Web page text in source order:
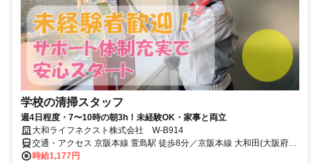
学校の清掃スタッフ
週4日程度・7〜10時の朝3h！未経験OK・家事と両立
大和ライフネクスト株式会社 W-B914
交通・アクセス 京阪本線 萱島駅 徒歩8分／京阪本線 大和田(大阪府)
駅 徒歩8分
時給1,177円